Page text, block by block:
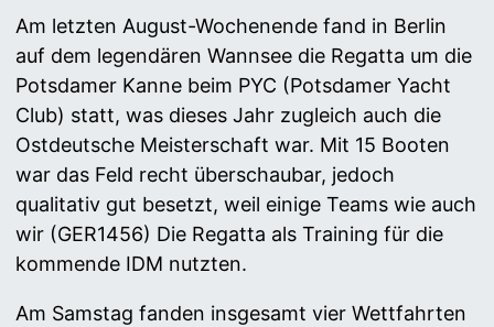
Am letzten August-Wochenende fand in Berlin
auf dem legendären Wannsee die Regatta um die
Potsdamer Kanne beim PYC (Potsdamer Yacht
Club) statt, was dieses Jahr zugleich auch die
Ostdeutsche Meisterschaft war. Mit 15 Booten
war das Feld recht überschaubar, jedoch
qualitativ gut besetzt, weil einige Teams wie auch
wir (GER1456) Die Regatta als Training für die
kommende IDM nutzten.
Am Samstag fanden insgesamt vier Wettfahrten